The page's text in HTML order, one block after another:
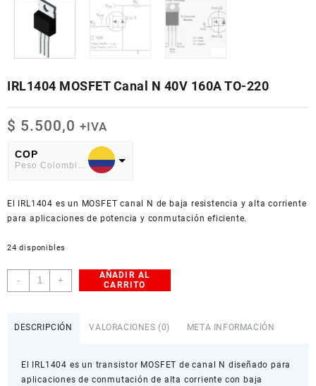
IRL1404 MOSFET Canal N 40V 160A TO-220
$ 5.500,0 +IVA
COP
American Dollar
El IRL1404 es un MOSFET canal N de baja resistencia y alta corriente
para aplicaciones de potencia y conmutación eficiente.
24 disponibles
-
IRL1404
MOSFET
TO-
220
+
AÑADIR AL
CARRITO
DESCRIPCIÓN VALORACIONES (0) META INFORMACIÓN
El IRL1404 es un transistor MOSFET de canal N diseñado para
aplicaciones de conmutación de alta corriente con baja